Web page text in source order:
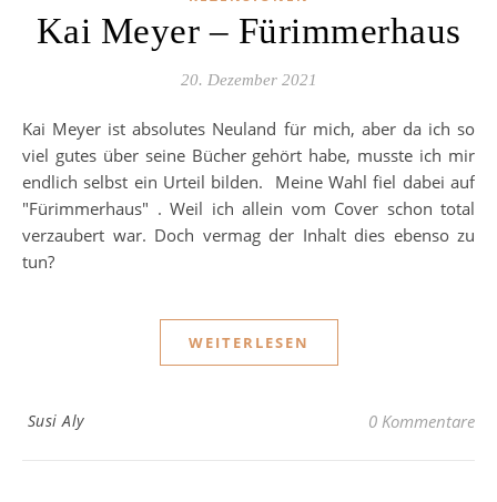
Kai Meyer – Fürimmerhaus
20. Dezember 2021
Kai Meyer ist absolutes Neuland für mich, aber da ich so
viel gutes über seine Bücher gehört habe, musste ich mir
endlich selbst ein Urteil bilden. Meine Wahl fiel dabei auf
"Fürimmerhaus" . Weil ich allein vom Cover schon total
verzaubert war. Doch vermag der Inhalt dies ebenso zu
tun?
WEITERLESEN
Susi Aly 0 Kommentare